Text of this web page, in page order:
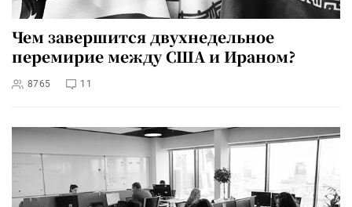
Чем завершится двухнедельное
перемирие между США и Ираном?
8765 11